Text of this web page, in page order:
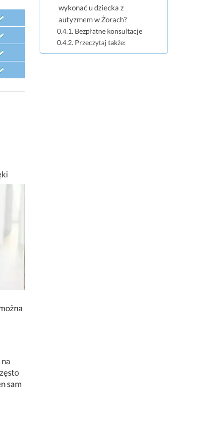
sam
wykonać u dziecka z
autyzmem w Żorach?
Bezpłatne konsultacje
Przeczytaj także: